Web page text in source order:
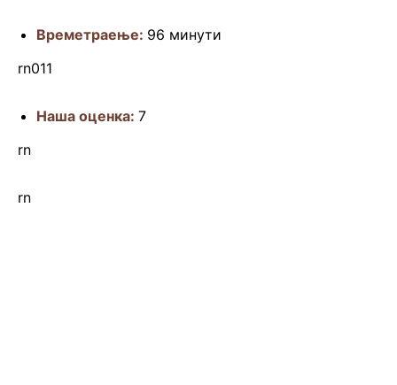
Времетраење: 96 минути
rn011
Наша оценка: 7
rn
rn